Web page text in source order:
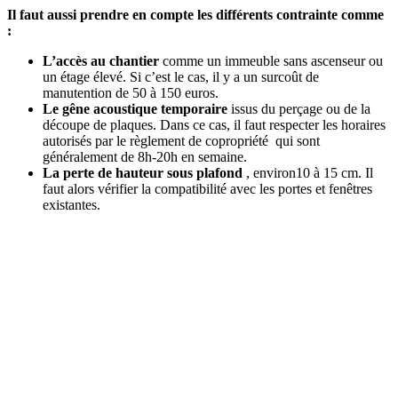
Il faut aussi prendre en compte les différents contrainte comme
:
L’accès au chantier comme un immeuble sans ascenseur ou
un étage élevé. Si c’est le cas, il y a un surcoût de
manutention de 50 à 150 euros.
Le gêne acoustique temporaire issus du perçage ou de la
découpe de plaques. Dans ce cas, il faut respecter les horaires
autorisés par le règlement de copropriété qui sont
généralement de 8h-20h en semaine.
La perte de hauteur sous plafond , environ10 à 15 cm. Il
faut alors vérifier la compatibilité avec les portes et fenêtres
existantes.